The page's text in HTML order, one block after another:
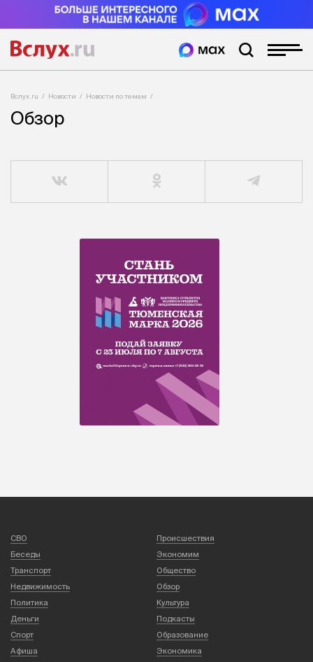
Вслух.ru Новости Новости по темам
Обзор
СВО
Происшествия
Беседы
Экономим
Транспорт
Общество
Недвижимость
Обзор
Политика
Культура
Деньги
Подкасты
Спорт
Образование
Афиша
Экономика